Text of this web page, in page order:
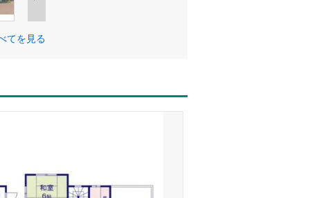
てを見る